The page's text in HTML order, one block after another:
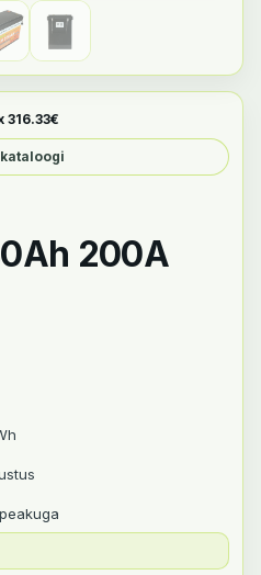
200A
316.33€